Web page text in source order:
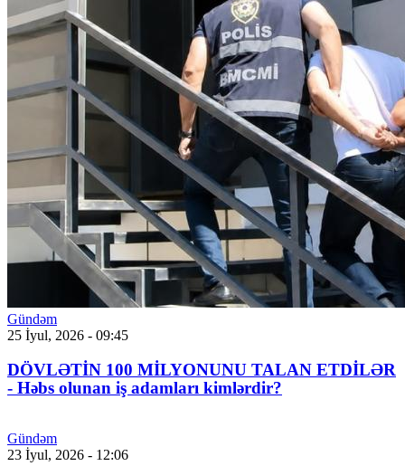
Gündəm
25 İyul, 2026 - 09:45
DÖVLƏTİN 100 MİLYONUNU TALAN ETDİLƏR
- Həbs olunan iş adamları kimlərdir?
Gündəm
23 İyul, 2026 - 12:06